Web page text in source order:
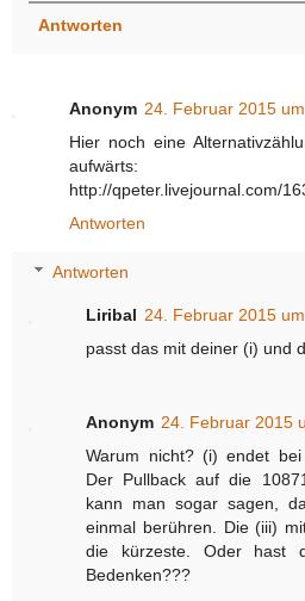
Antworten
Anonym 24. Februar 2015
Hier noch eine
aufwärts:
http://qpeter.livejournal.com/
Antworten
Antworten
Liribal 24. Februar 2015
passt das mit deiner (i) und
Anonym 24. Februar 2015
Warum nicht? (i) endet
Der Pullback auf die
kann man sogar sagen,
einmal berühren. Die (iii)
die kürzeste. Oder hast
Bedenken???